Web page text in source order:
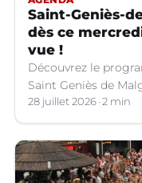
Saint-Geniès-
dès ce
vue !
Découvrez le
Saint Geniès de
28 juillet 2026 2 min